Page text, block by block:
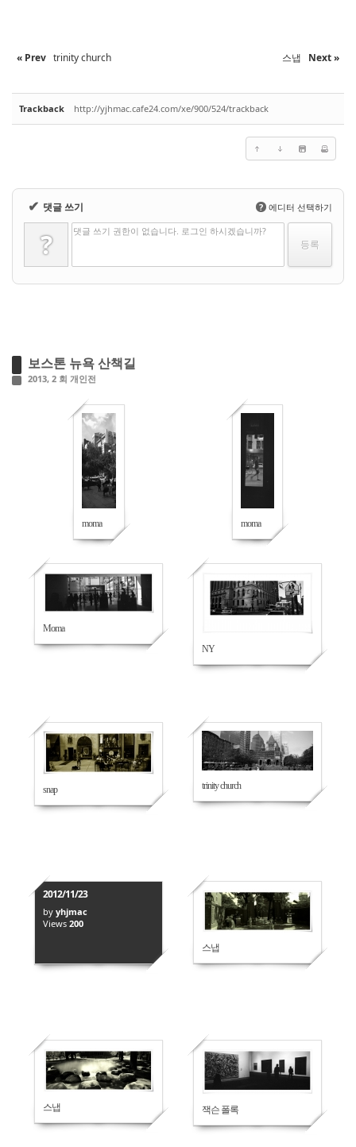
« Prev trinity church 스냅 Next »
Trackback http://yjhmac.cafe24.com/xe/900/524/trackback
✔ 댓글 쓰기 ? 에디터 선택하기
? 댓글 쓰기 권한이 없습니다. 로그인 하시겠습니까?
보스톤 뉴욕 산책길
2013, 2 회 개인전
moma
227
moma
237
Moma
235
NY
213
snap
225
trinity church
217
2012/11/23
by yhjmac
Views 200
스냅
212
스냅
246
잭슨 폴록
223